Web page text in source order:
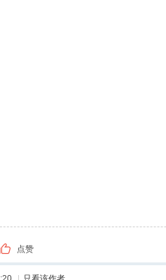
点赞